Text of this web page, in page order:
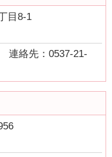
目8-1
連絡先：0537-21-